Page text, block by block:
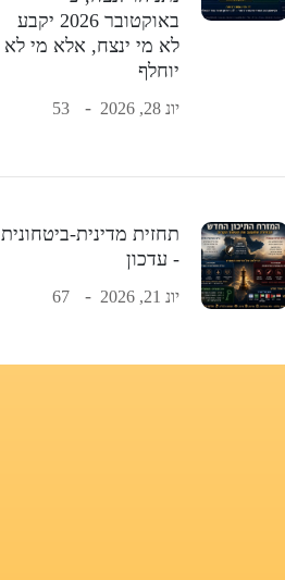
באוקטובר 2026 יקבע
לא מי ינצח, אלא מי לא
יוחלף
יונ 28, 2026 53
תחזית מדינית-ביטחונית
- עדכון
יונ 21, 2026 67